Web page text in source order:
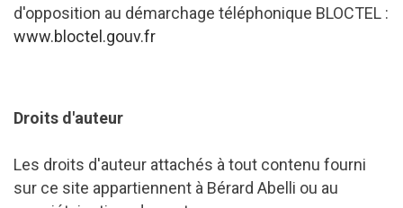
d'opposition au démarchage téléphonique BLOCTEL :
www.bloctel.gouv.fr
Droits d'auteur
Les droits d'auteur attachés à tout contenu fourni
sur ce site appartiennent à Bérard Abelli ou au